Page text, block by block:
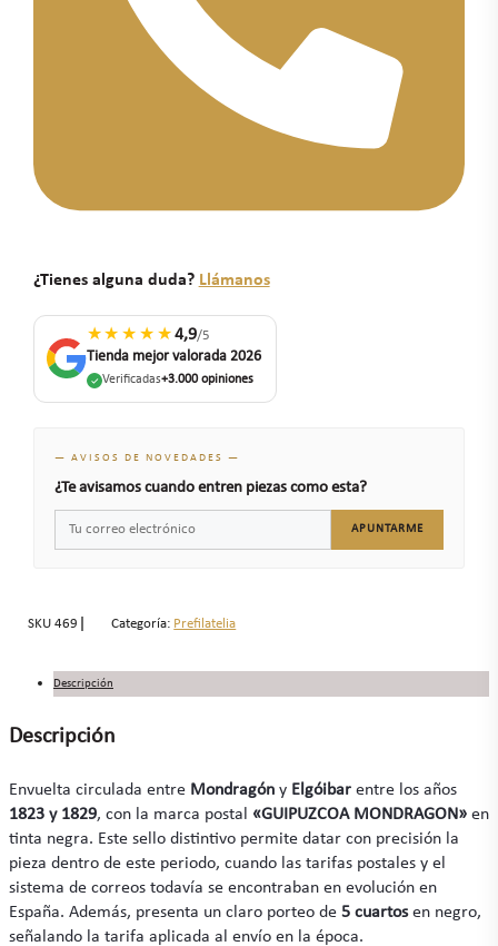
¿Tienes alguna duda? Llámanos
★★★★★4,9/5
Tienda mejor valorada 2026
Verificadas+3.000 opiniones
— AVISOS DE NOVEDADES —
¿Te avisamos cuando entren piezas como esta?
APUNTARME
SKU469 Categoría: Prefilatelia
Descripción
Descripción
Envuelta circulada entre Mondragón y Elgóibar entre los años
1823 y 1829, con la marca postal «GUIPUZCOA MONDRAGON» en
tinta negra. Este sello distintivo permite datar con precisión la
pieza dentro de este periodo, cuando las tarifas postales y el
sistema de correos todavía se encontraban en evolución en
España. Además, presenta un claro porteo de 5 cuartosen negro,
señalando la tarifa aplicada al envío en la época.